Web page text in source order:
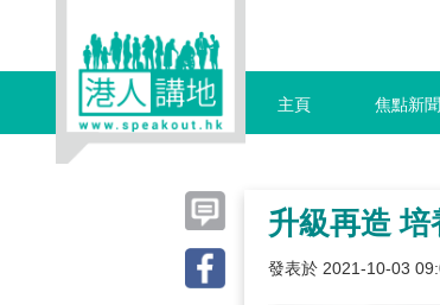
主頁 焦點新聞
升級再造
發表於 2021-10-03